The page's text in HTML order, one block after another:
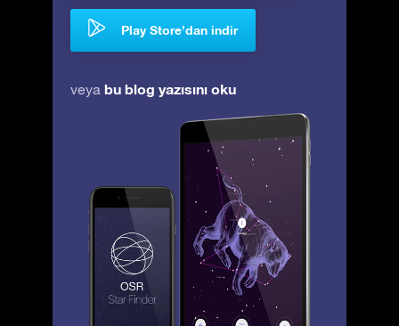
Play Store’dan indir
veya bu blog yazısını oku